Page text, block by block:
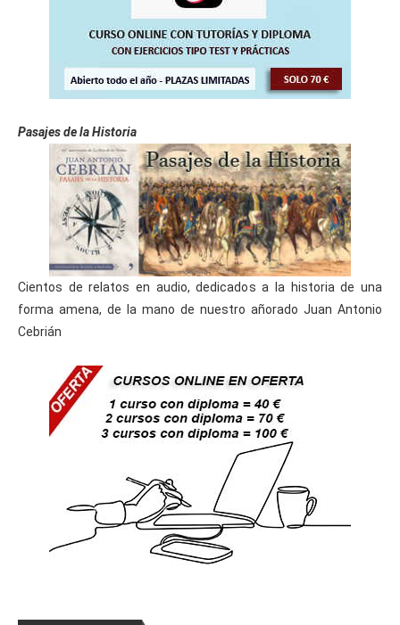
Pasajes de la Historia
Cientos de relatos en audio, dedicados a la historia de una
forma amena, de la mano de nuestro añorado Juan Antonio
Cebrián